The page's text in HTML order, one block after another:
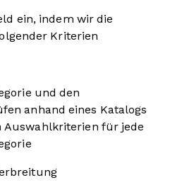
ein, indem wir die
Kriterien
und den
anhand eines Katalogs
Auswahlkriterien für jede